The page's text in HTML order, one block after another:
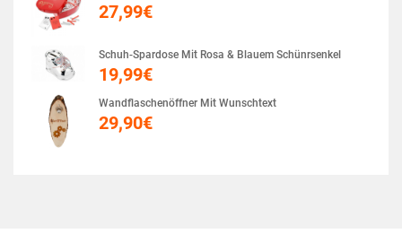
27,99€
Schuh-Spardose Mit Rosa & Blauem Schünrsenkel
19,99€
Wandflaschenöffner Mit Wunschtext
29,90€